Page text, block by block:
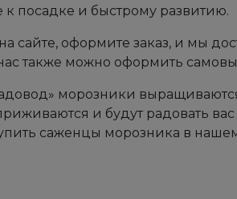
к посадке и быстрому развитию.
сайте, оформите заказ, и мы
также можно оформить
морозники
и будут радовать
саженцы морозника в